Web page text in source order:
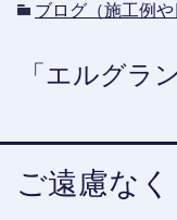
ブログ（施工例や
「エルグラ
ご遠慮なく